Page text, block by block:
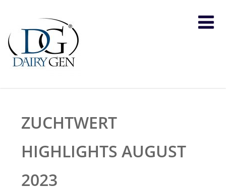
ZUCHTWERT
HIGHLIGHTS AUGUST
2023